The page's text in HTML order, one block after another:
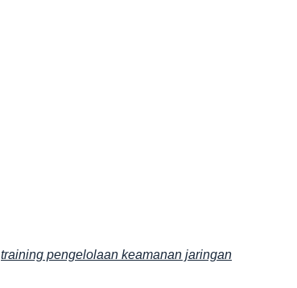
training pengelolaan keamanan jaringan